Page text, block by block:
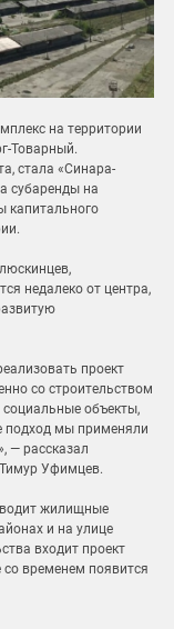
на территории
Товарный.
стала «Синара-
субаренды на
капитального
недалеко от центра,
проект
со строительством
объекты,
подход мы применяли
— рассказал
Уфимцев.
жилищные
и на улице
входит проект
со временем появится